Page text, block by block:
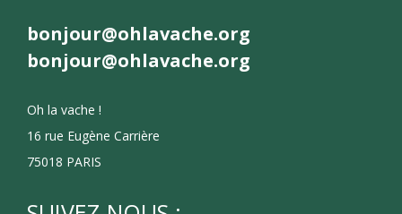
bonjour@ohlavache.org
bonjour@ohlavache.org
Oh la vache !
16 rue Eugène Carrière
75018 PARIS